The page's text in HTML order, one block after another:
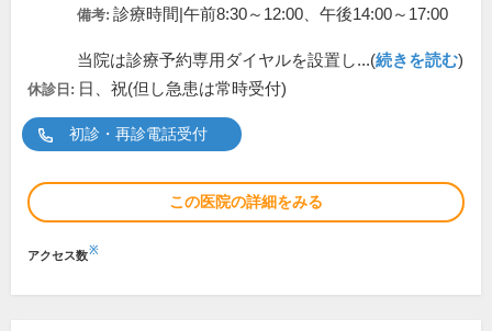
備考: 診療時間|午前8:30～12:00、午後14:00～17:00
当院は診療予約専用ダイヤルを設置し...(続きを読む)
休診日: 日、祝(但し急患は常時受付)
初診・再診電話受付
この医院の詳細をみる
アクセス数※